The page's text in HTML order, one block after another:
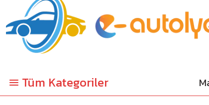
Tüm Kategoriler